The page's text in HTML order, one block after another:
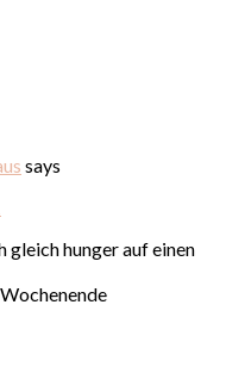
says
hunger auf einen